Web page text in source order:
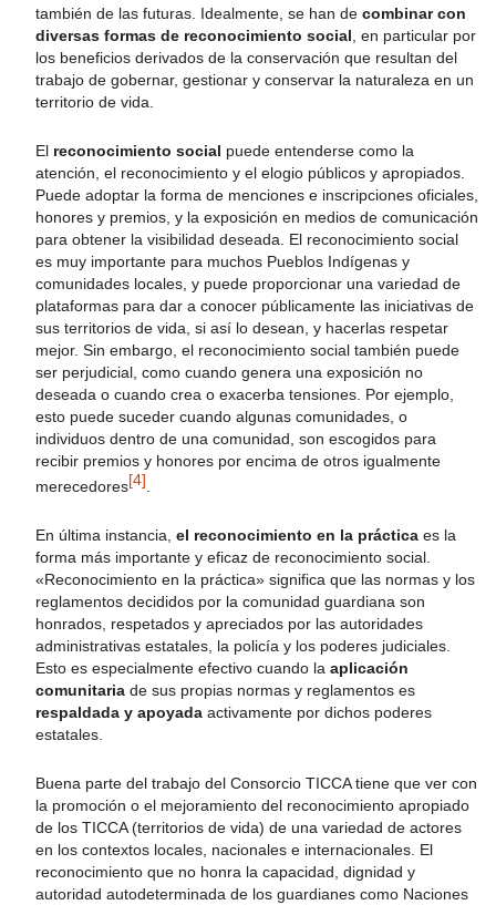
también de las futuras. Idealmente, se han de combinar con
diversas formas de reconocimiento social , en particular por
los beneficios derivados de la conservación que resultan del
trabajo de gobernar, gestionar y conservar la naturaleza en un
territorio de vida.
El reconocimiento social puede entenderse como la
atención, el reconocimiento y el elogio públicos y apropiados.
Puede adoptar la forma de menciones e inscripciones oficiales,
honores y premios, y la exposición en medios de comunicación
para obtener la visibilidad deseada. El reconocimiento social
es muy importante para muchos Pueblos Indígenas y
comunidades locales, y puede proporcionar una variedad de
plataformas para dar a conocer públicamente las iniciativas de
sus territorios de vida, si así lo desean, y hacerlas respetar
mejor. Sin embargo, el reconocimiento social también puede
ser perjudicial, como cuando genera una exposición no
deseada o cuando crea o exacerba tensiones. Por ejemplo,
esto puede suceder cuando algunas comunidades, o
individuos dentro de una comunidad, son escogidos para
recibir premios y honores por encima de otros igualmente
merecedores[4]
En última instancia, el reconocimiento en la práctica es la
forma más importante y eficaz de reconocimiento social.
«Reconocimiento en la práctica» significa que las normas y los
reglamentos decididos por la comunidad guardiana son
honrados, respetados y apreciados por las autoridades
administrativas estatales, la policía y los poderes judiciales.
Esto es especialmente efectivo cuando la aplicación
comunitaria de sus propias normas y reglamentos es
respaldada y apoyada activamente por dichos poderes
estatales.
Buena parte del trabajo del Consorcio TICCA tiene que ver con
la promoción o el mejoramiento del reconocimiento apropiado
de los TICCA (territorios de vida) de una variedad de actores
en los contextos locales, nacionales e internacionales. El
reconocimiento que no honra la capacidad, dignidad y
autoridad autodeterminada de los guardianes como Naciones